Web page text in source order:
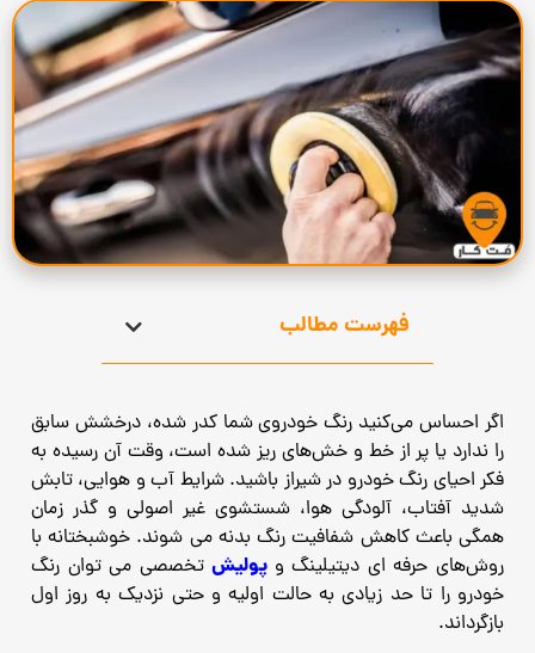
فهرست مطالب
اگر احساس می‌کنید رنگ خودروی شما کدر شده، درخشش سابق
را ندارد یا پر از خط و خش‌های ریز شده است، وقت آن رسیده به
فکر احیای رنگ خودرو در شیراز باشید. شرایط آب‌ و هوایی، تابش
شدید آفتاب، آلودگی هوا، شستشوی غیر اصولی و گذر زمان
همگی باعث کاهش شفافیت رنگ بدنه می‌ شوند. خوشبختانه با
روش‌های حرفه ‌ای دیتیلینگ و پولیشتخصصی می‌ توان رنگ
خودرو را تا حد زیادی به حالت اولیه و حتی نزدیک به روز اول
بازگرداند.